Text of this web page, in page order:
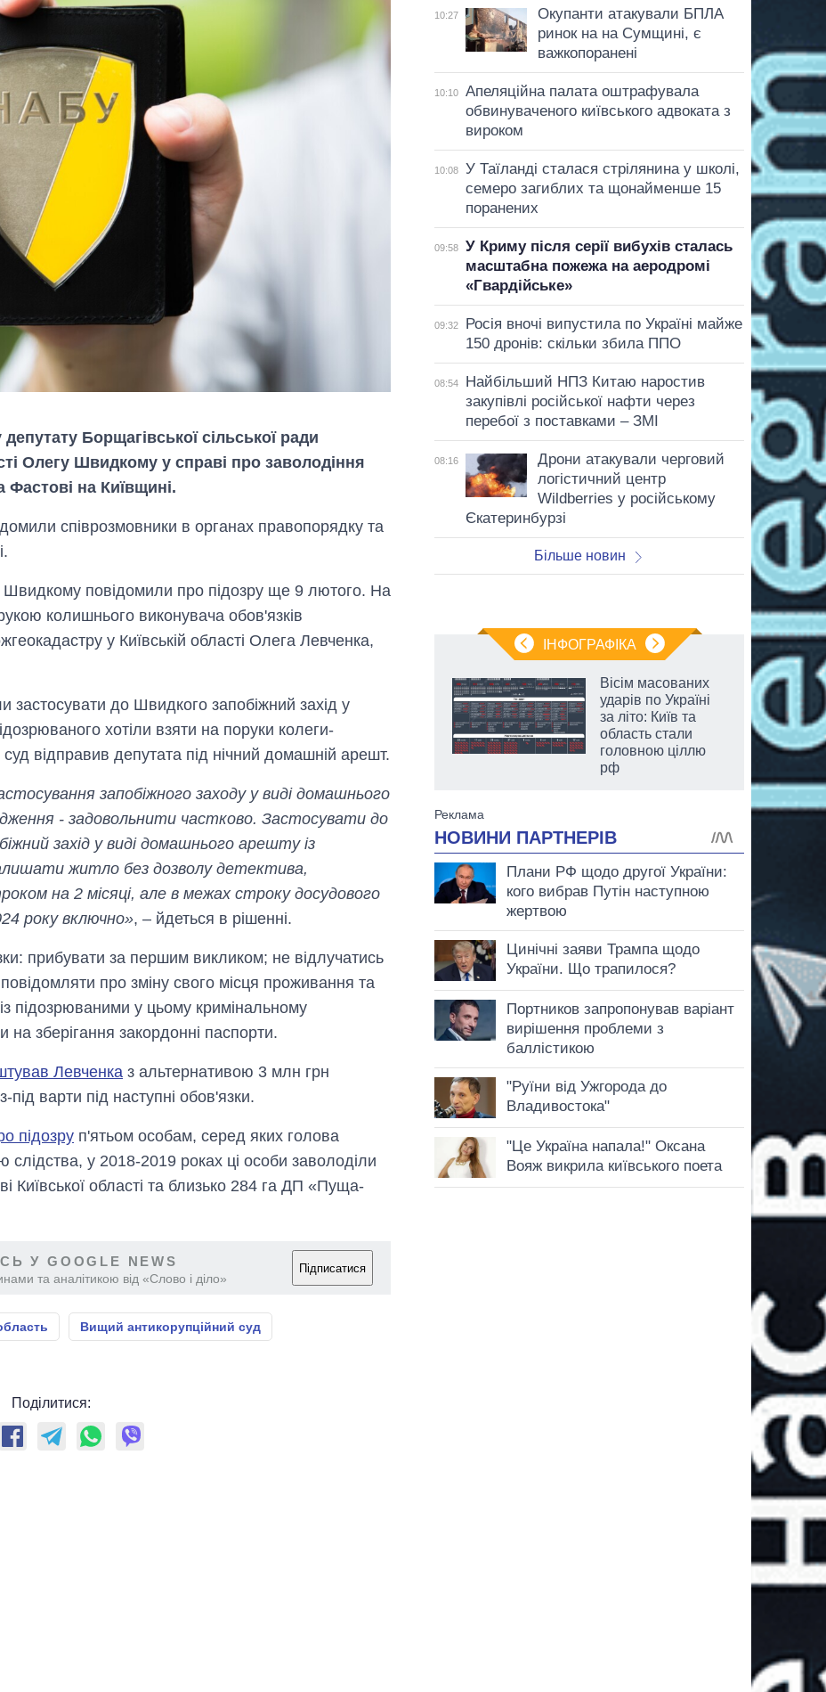
Борщагівської сільської ради
Олегу Швидкому у справі про заволодіння
Фастові на Київщині.
співрозмовники в органах правопорядку та
Швидкому повідомили про підозру ще 9 лютого. На
колишнього виконувача обов'язків
у Київській області Олега Левченка,
до Швидкого запобіжний захід у
хотіли взяти на поруки колеги-
відправив депутата під нічний домашній арешт.
запобіжного заходу у виді домашнього
- задовольнити частково. Застосувати до
захід у виді домашнього арешту із
житло без дозволу детектива,
на 2 місяці, але в межах строку досудового
року включно», – йдеться в рішенні.
прибувати за першим викликом; не відлучатись
про зміну свого місця проживання та
підозрюваними у цьому кримінальному
зберігання закордонні паспорти.
Левченка з альтернативою 3 млн грн
варти під наступні обов'язки.
підозру п'ятьом особам, серед яких голова
у 2018-2019 роках ці особи заволоділи
Київської області та близько 284 га ДП «Пуща-
У GOOGLE NEWS
та аналітикою від «Слово і діло»
Підписатися
Вищий антикорупційний суд
Поділитися:
10:27
Окупанти атакували БПЛА
ринок на на Сумщині, є
важкопоранені
10:10
Апеляційна палата оштрафувала
обвинуваченого київського адвоката з
вироком
10:08
У Таїланді сталася стрілянина у школі,
семеро загиблих та щонайменше 15
поранених
09:58
У Криму після серії вибухів сталась
масштабна пожежа на аеродромі
«Гвардійське»
09:32
Росія вночі випустила по Україні майже
150 дронів: скільки збила ППО
08:54
Найбільший НПЗ Китаю наростив
закупівлі російської нафти через
перебої з поставками – ЗМІ
08:16
Дрони атакували черговий
логістичний центр
Wildberries у російському
Єкатеринбурзі
Більше новин
ІНФОГРАФІКА
вирощували в
Україні до і під час
великої війни
Вісім масованих
ударів по Україні
за літо: Київ та
область стали
головною ціллю
рф